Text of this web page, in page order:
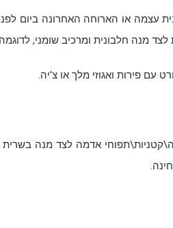
עצמה או הארוחה האחרונה ביום
מנה חלבונית ומרכיב שומני,
עם פירות ואגוזי מלך או צ'יה.
אדמה לצד מנה בשרית